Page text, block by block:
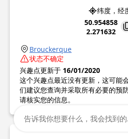
纬度，经
50.954858
2.271632
Brouckerque
状态不确定
兴趣点更新于 16/01/2020
这个兴趣点最近没有更新，这可能
们建议您查询并采取所有必要的预
请核实您的信息。
告诉我你想要什么，我会找到的